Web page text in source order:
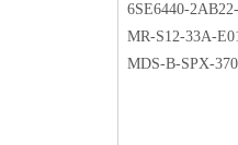
6SE6440-
MR-S12-33A-
MDS-B-SPX-370